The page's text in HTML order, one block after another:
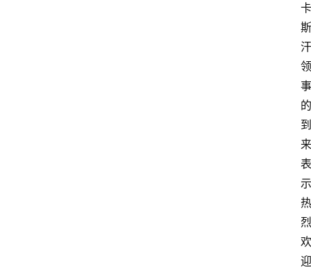
卡
斯
汗
领
事
的
到
来
表
示
热
烈
欢
迎